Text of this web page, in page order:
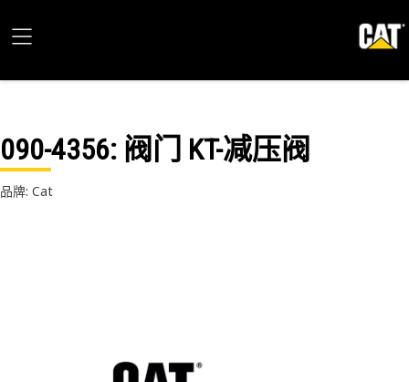
090-4356: 阀门 KT-减压阀
品牌: Cat